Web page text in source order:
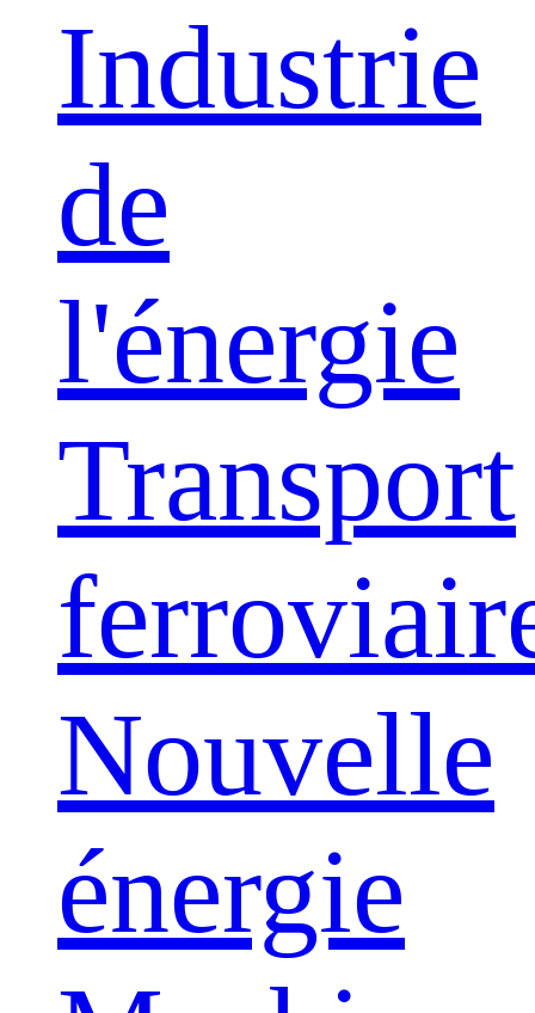
Industrie
de
l'énergie
Transport
Nouvelle
énergie